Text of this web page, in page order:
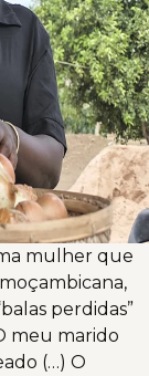
mulher que
perdidas”
meu marido
(…) O